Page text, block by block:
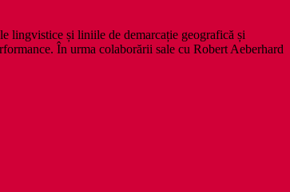
lingvistice și liniile de demarcație geografică și
În urma colaborării sale cu Robert Aeberhard